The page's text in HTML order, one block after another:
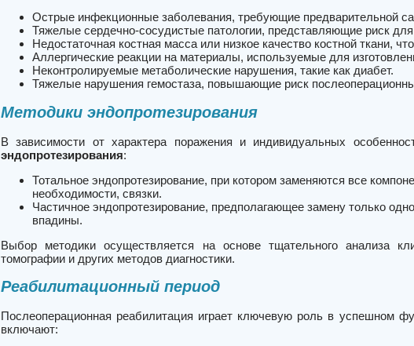
Острые инфекционные заболевания, требующие предварительной
Тяжелые сердечно-сосудистые патологии, представляющие риск
Недостаточная костная масса или низкое качество костной ткани,
Аллергические реакции на материалы, используемые для
Неконтролируемые метаболические нарушения, такие как диабет.
Тяжелые нарушения гемостаза, повышающие риск
Методики эндопротезирования
В зависимости от характера поражения и индивидуальных
эндопротезирования:
Тотальное эндопротезирование, при котором заменяются все
необходимости, связки.
Частичное эндопротезирование, предполагающее замену только
впадины.
Выбор методики осуществляется на основе тщательного анализа
томографии и других методов диагностики.
Реабилитационный период
Послеоперационная реабилитация играет ключевую роль в успешном
включают: